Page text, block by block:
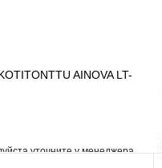
AINOVA LT-
уточните у менеджера